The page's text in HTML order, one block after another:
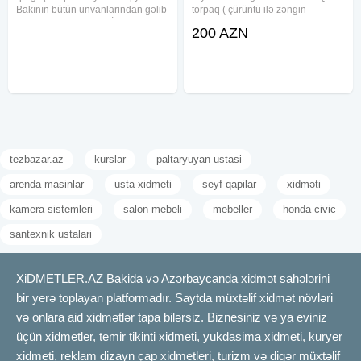
Bakının bütün unvanlarindan gəlib
torpaq ( çürüntü ilə zəngin
lapatka ilə torpaqğın üst qatı
200 AZN
tezbazar.az kurslar paltaryuyan ustasi
arenda masinlar usta xidmeti seyf qapilar xidməti
kamera sistemleri salon mebeli mebeller honda civic
santexnik ustalari
XiDMETLER.AZ Bakida və Azərbaycanda xidmət sahələrini
bir yerə toplayan platformadır. Saytda müxtəlif xidmət növləri
və onlara aid xidmətlər tapa bilərsiz. Biznesiniz və ya eviniz
üçün xidmetler, temir tikinti xidmeti, yukdasima xidmeti, kuryer
xidmeti, reklam dizayn çap xidmetleri, turizm və digər müxtəlif